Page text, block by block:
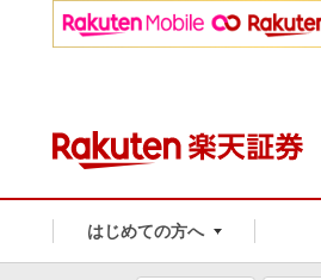
はじめての方へ